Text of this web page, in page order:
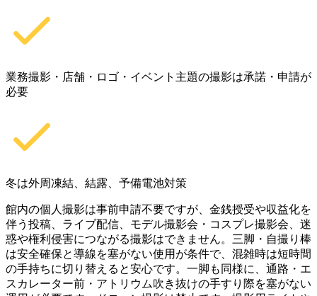
業務撮影・店舗・ロゴ・イベント主題の撮影は承諾・申請が
必要
冬は外周凍結、結露、予備電池対策
館内の個人撮影は事前申請不要ですが、金銭授受や収益化を
伴う投稿、ライブ配信、モデル撮影会・コスプレ撮影会、迷
惑や権利侵害につながる撮影はできません。三脚・自撮り棒
は安全確保と導線を塞がない使用が条件で、混雑時は短時間
の手持ちに切り替えると安心です。一脚も同様に、通路・エ
スカレーター前・アトリウム吹き抜けの手すり際を塞がない